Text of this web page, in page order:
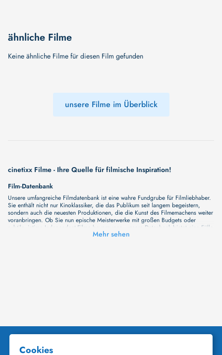
ähnliche Filme
Keine ähnliche Filme für diesen Film gefunden
unsere Filme im Überblick
cinetixx Filme - Ihre Quelle für filmische Inspiration!
Film-Datenbank
Unsere umfangreiche Filmdatenbank ist eine wahre Fundgrube für Filmliebhaber.
Sie enthält nicht nur Kinoklassiker, die das Publikum seit langem begeistern,
sondern auch die neuesten Produktionen, die die Kunst des Filmemachens weiter
voranbringen. Ob Sie nun epische Meisterwerke mit großen Budgets oder
subtile, intime Independent-Filme bevorzugen, unsere Datenbank bietet eine Fülle
von Inhalten, die Ihr Herz und Ihren Geist berühren werden. Beim Durchstöbern
Kinematographie zu einer noch faszinierenderen Welt werden, die Sie erkunden
Schauspieler-Datenbank
Mehr sehen